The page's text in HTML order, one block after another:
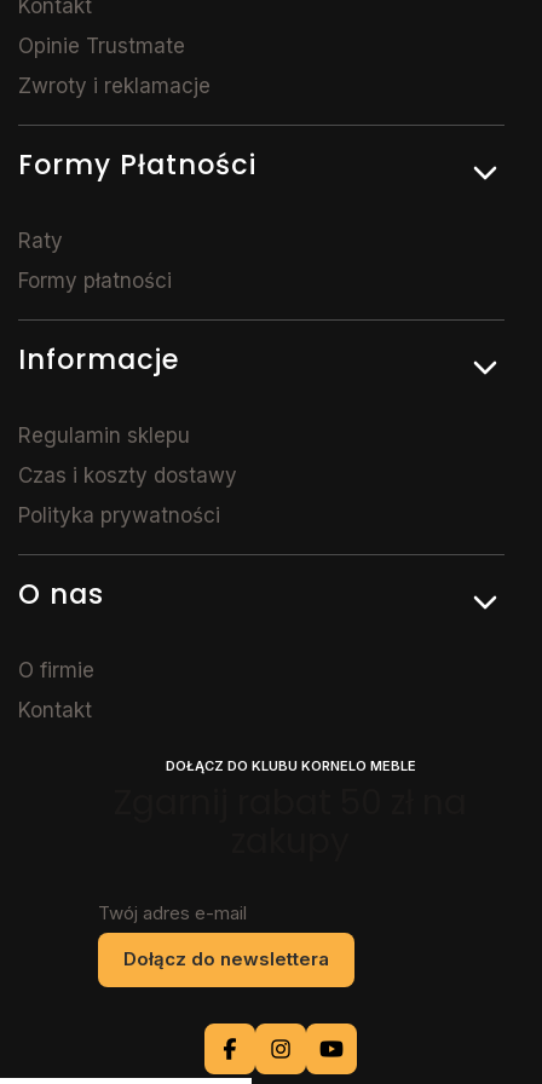
Kontakt
Opinie Trustmate
Zwroty i reklamacje
Formy Płatności
Raty
Formy płatności
Informacje
Regulamin sklepu
Czas i koszty dostawy
Polityka prywatności
O nas
O firmie
Kontakt
DOŁĄCZ DO KLUBU KORNELO MEBLE
Twój adres e-mail
Dołącz do newslettera